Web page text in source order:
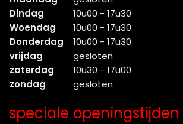
Dindag
10u00 - 17u30
Woendag
10u00 - 17u30
Donderdag
10u00 - 17u30
vrijdag
gesloten
zaterdag
10u30 - 17u00
zondag
gesloten
speciale openingstijden